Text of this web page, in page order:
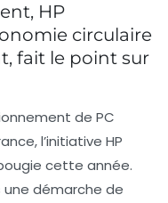
HP
circulaire
fait le point sur
de PC
l’initiative HP
cette année.
une démarche de